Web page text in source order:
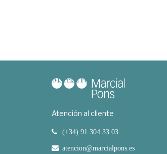
Atención al cliente
(+34) 91 304 33 03
atencion@marcialpons.es